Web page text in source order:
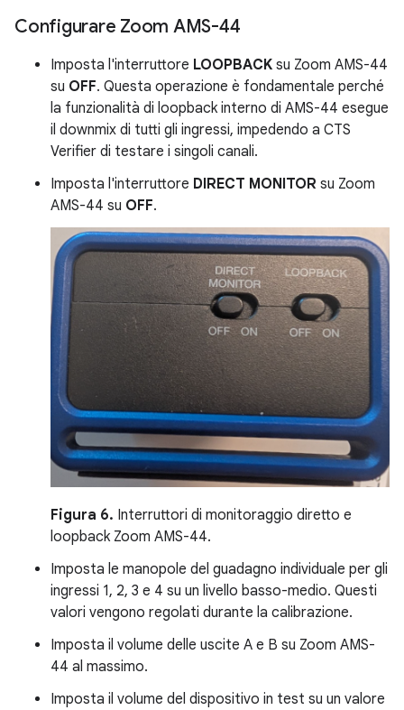
Configurare Zoom AMS-44
Imposta l'interruttore LOOPBACK su Zoom AMS-44
su OFF. Questa operazione è fondamentale perché
la funzionalità di loopback interno di AMS-44 esegue
il downmix di tutti gli ingressi, impedendo a CTS
Verifier di testare i singoli canali.
Imposta l'interruttore DIRECT MONITOR su Zoom
AMS-44 su OFF.
Figura 6. Interruttori di monitoraggio diretto e
loopback Zoom AMS-44.
Imposta le manopole del guadagno individuale per gli
ingressi 1, 2, 3 e 4 su un livello basso-medio. Questi
valori vengono regolati durante la calibrazione.
Imposta il volume delle uscite A e B su Zoom AMS-
44 al massimo.
Imposta il volume del dispositivo in test su un valore